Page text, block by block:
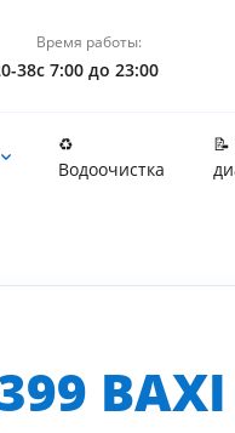
38
Время работы:
с 7:00 до 23:00
♻️
Водоочистка
📝
BAXI